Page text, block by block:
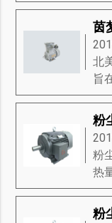
北
旨
粉
热